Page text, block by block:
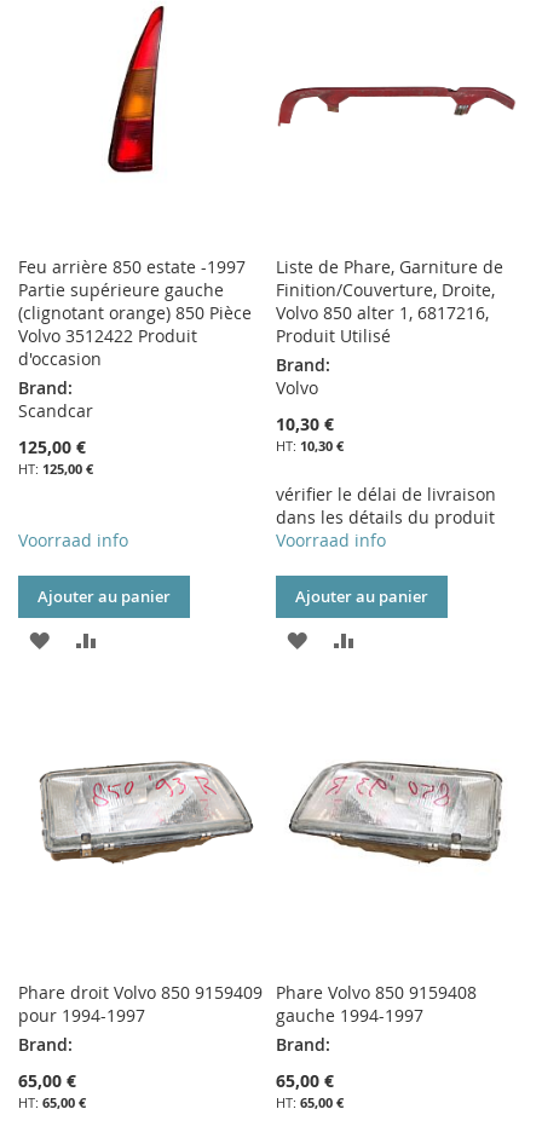
Feu arrière 850 estate -1997
Partie supérieure gauche
(clignotant orange) 850 Pièce
Volvo 3512422 Produit
d'occasion
Brand:
Scandcar
125,00 €
125,00 €
Voorraad info
Ajouter au panier
AJOUTER
LISTE
D’ENVIE
Liste de Phare, Garniture de
Finition/Couverture, Droite,
Volvo 850 alter 1, 6817216,
Produit Utilisé
Brand:
Volvo
10,30 €
10,30 €
vérifier le délai de livraison
dans les détails du produit
Voorraad info
Ajouter au panier
AJOUTER
LISTE
D’ENVIE
Phare droit Volvo 850 9159409
pour 1994-1997
Brand:
65,00 €
65,00 €
Phare Volvo 850 9159408
gauche 1994-1997
Brand:
65,00 €
65,00 €